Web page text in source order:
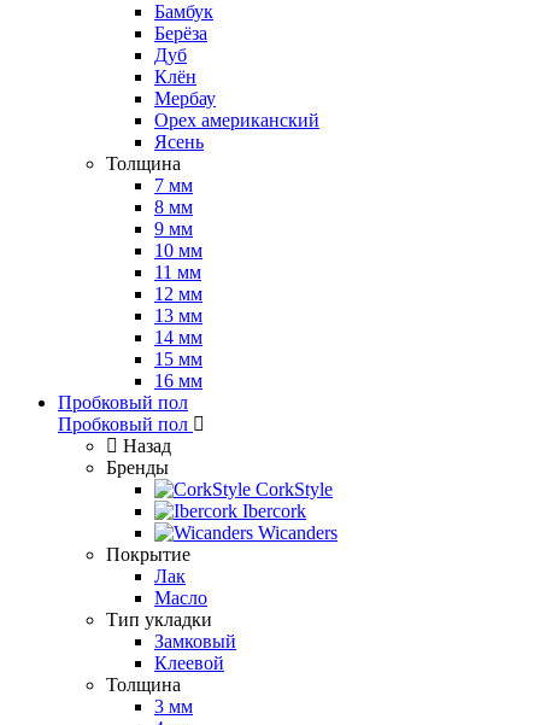
Бамбук
Берёза
Дуб
Клён
Мербау
Орех американский
Ясень
Толщина
7 мм
8 мм
9 мм
10 мм
11 мм
12 мм
13 мм
14 мм
15 мм
16 мм
Пробковый пол
Пробковый пол
Назад
Бренды
CorkStyle
Ibercork
Wicanders
Покрытие
Лак
Масло
Тип укладки
Замковый
Клеевой
Толщина
3 мм